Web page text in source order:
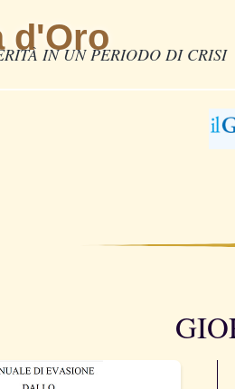
d'Oro
IN UN PERIODO DI CRISI